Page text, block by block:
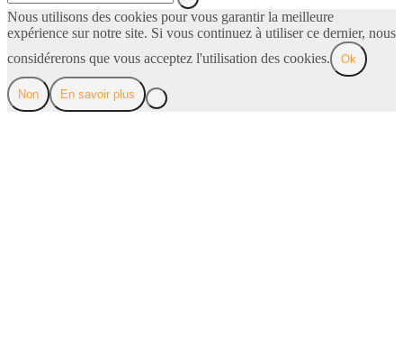
Nous utilisons des cookies pour vous garantir la meilleure
expérience sur notre site. Si vous continuez à utiliser ce dernier, nous
considérerons que vous acceptez l'utilisation des cookies.
Ok
Non En savoir plus